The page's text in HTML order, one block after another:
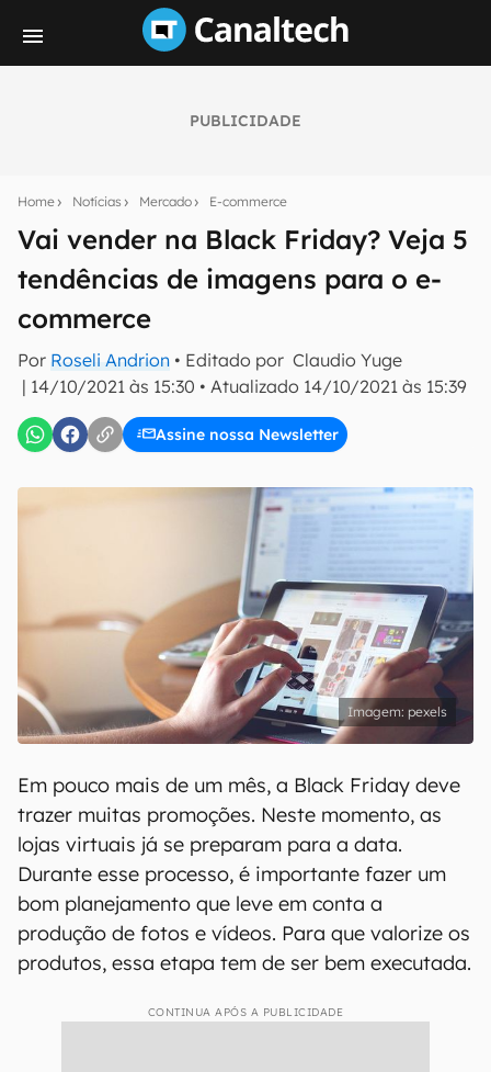
PUBLICIDADE
Home Notícias Mercado E-commerce
Vai vender na Black Friday? Veja 5
tendências de imagens para o e-
commerce
Por Roseli Andrion • Editado por Claudio Yuge
| 14/10/2021 às 15:30 • Atualizado 14/10/2021 às 15:39
Assine nossa Newsletter
notícias e reviews sobre tecnologia em primeira
mão.
E-mail
inscreva-se
Confirmo que li, aceito e concordo com os Termos de
Uso e Política de Privacidade do Canaltech.
pexels
Em pouco mais de um mês, a Black Friday deve
trazer muitas promoções. Neste momento, as
lojas virtuais já se preparam para a data.
Durante esse processo, é importante fazer um
bom planejamento que leve em conta a
produção de fotos e vídeos. Para que valorize os
produtos, essa etapa tem de ser bem executada.
CONTINUA APÓS A PUBLICIDADE